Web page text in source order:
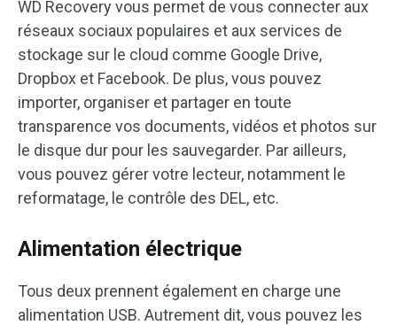
WD Recovery vous permet de vous connecter aux
réseaux sociaux populaires et aux services de
stockage sur le cloud comme Google Drive,
Dropbox et Facebook. De plus, vous pouvez
importer, organiser et partager en toute
transparence vos documents, vidéos et photos sur
le disque dur pour les sauvegarder. Par ailleurs,
vous pouvez gérer votre lecteur, notamment le
reformatage, le contrôle des DEL, etc.
Alimentation électrique
Tous deux prennent également en charge une
alimentation USB. Autrement dit, vous pouvez les